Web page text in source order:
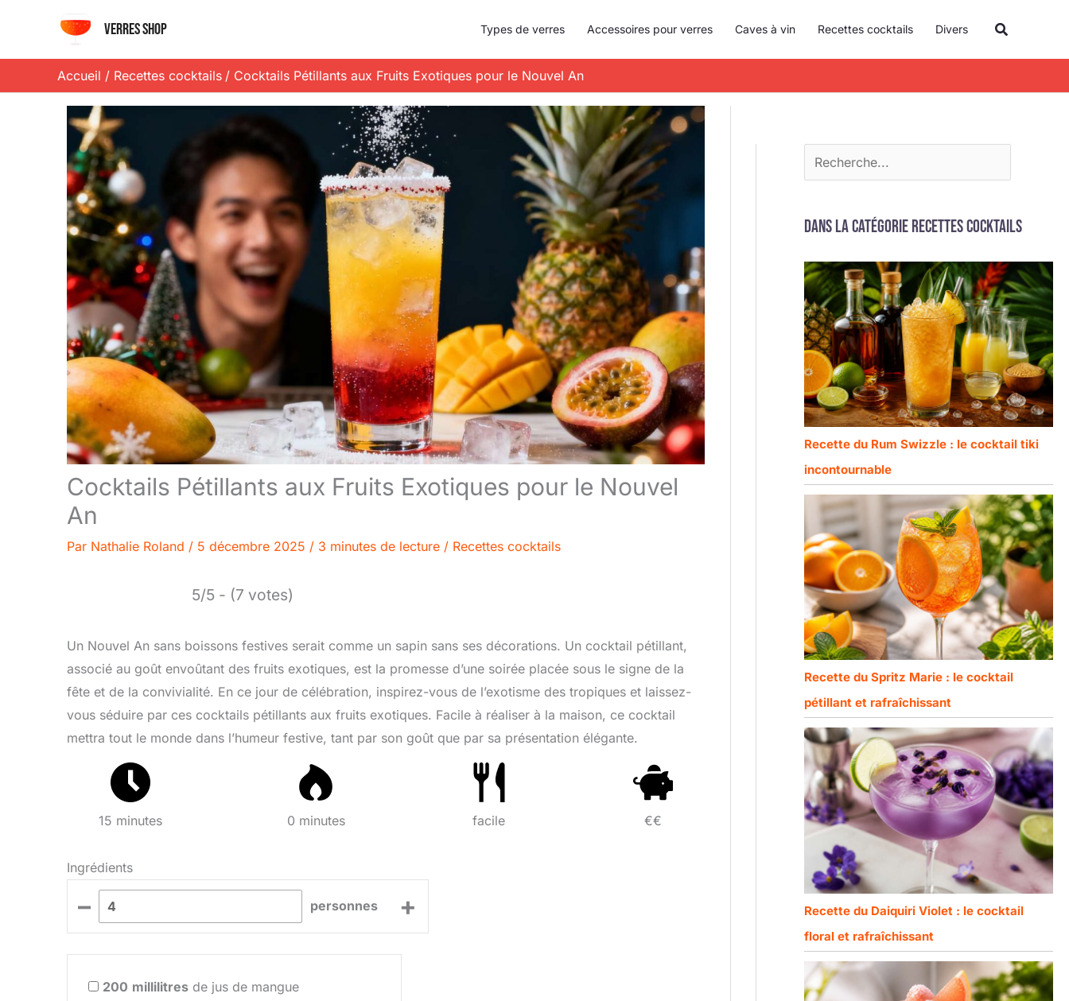
contenu
Verres shop Types de verres Accessoires pour verres Caves à vin Recettes cocktails Divers
Accueil Recettes cocktails Cocktails Pétillants aux Fruits Exotiques pour le Nouvel An
Cocktails Pétillants aux Fruits Exotiques pour le Nouvel
An
Par Nathalie Roland / 5 décembre 2025 / 3 minutes de lecture / Recettes cocktails
5/5 - (7 votes)
Un Nouvel An sans boissons festives serait comme un sapin sans ses décorations. Un cocktail pétillant,
associé au goût envoûtant des fruits exotiques, est la promesse d’une soirée placée sous le signe de la
fête et de la convivialité. En ce jour de célébration, inspirez-vous de l’exotisme des tropiques et laissez-
vous séduire par ces cocktails pétillants aux fruits exotiques. Facile à réaliser à la maison, ce cocktail
mettra tout le monde dans l’humeur festive, tant par son goût que par sa présentation élégante.
15 minutes 0 minutes facile €€
Ingrédients
– personnes +
200 millilitres de jus de mangue
c
h
e
Dans la catégorie Recettes cocktails
Recette du Rum Swizzle : le cocktail tiki
incontournable
Recette du Spritz Marie : le cocktail
pétillant et rafraîchissant
Recette du Daiquiri Violet : le cocktail
floral et rafraîchissant